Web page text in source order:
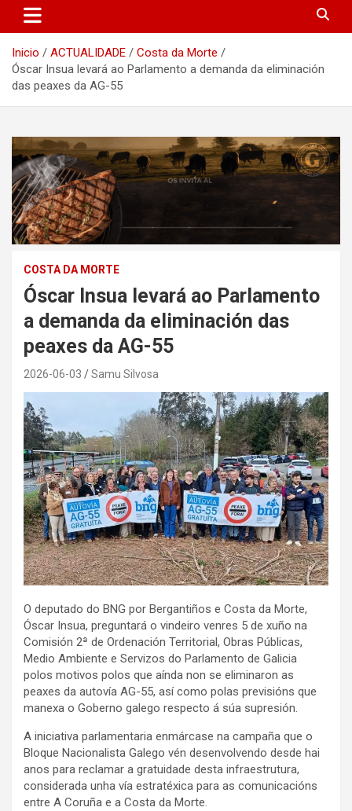
Inicio ACTUALIDADE
Costa da Morte
Óscar Insua levará ao Parlamento a demanda da eliminación
das peaxes da AG-55
COSTA DA MORTE
Óscar Insua levará ao Parlamento
a demanda da eliminación das
peaxes da AG-55
2026-06-03 Samu Silvosa
O deputado do BNG por Bergantiños e Costa da Morte,
Óscar Insua, preguntará o vindeiro venres 5 de xuño na
Comisión 2ª de Ordenación Territorial, Obras Públicas,
Medio Ambiente e Servizos do Parlamento de Galicia
polos motivos polos que aínda non se eliminaron as
peaxes da autovía AG-55, así como polas previsións que
manexa o Goberno galego respecto á súa supresión.
A iniciativa parlamentaria enmárcase na campaña que o
Bloque Nacionalista Galego vén desenvolvendo desde hai
anos para reclamar a gratuidade desta infraestrutura,
considerada unha vía estratéxica para as comunicacións
entre A Coruña e a Costa da Morte.